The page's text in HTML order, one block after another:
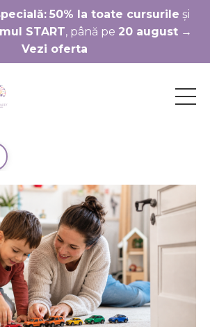
50% la toate cursurile și
START, până pe 20 august→
Vezi oferta